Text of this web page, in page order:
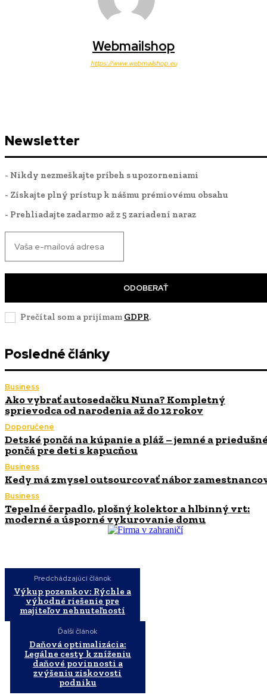
Webmailshop
https://www.webmailshop.eu
Newsletter
- Nikdy nezmeškajte príbeh s upozorneniami
- Získajte plný prístup k nášmu prémiovému obsahu
- Prehliadajte zadarmo až z 5 zariadení naraz
ODOBERAŤ
Prečítal som a prijímam GDPR.
Posledné články
Business
Ako vybrať autosedačku Nuna? Kompletný
sprievodca od narodenia až do 12 rokov
Doporučené
Detské pončá na kúpanie a pláž – jemné a
pončá pre deti s kapucňou
Business
Kedy má zmysel outsourcovať nábor
Business
Tepelné čerpadlo, plošný kolektor a hlbinný vrt:
moderné a úsporné vykurovanie domu
Predchádzajúci článok
Výkup pozemkov: Rýchle a
výhodné riešenie pre
majiteľov nehnuteľností
Ďalší článok
Daňová optimalizácia:
Legálne cesty k zníženiu
daňové povinnosti a
zvýšeniu ziskovosti
podniku